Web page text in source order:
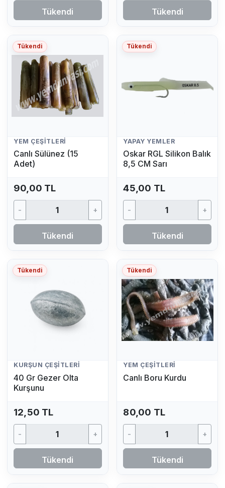
Tükendi Tükendi
Tükendi
YEM ÇEŞITLERI
Canlı Sülünez (15
Adet)
90,00 TL
- +
Tükendi
Tükendi
YAPAY YEMLER
Oskar RGL Silikon Balık
8,5 CM Sarı
45,00 TL
- +
Tükendi
Tükendi
KURŞUN ÇEŞITLERI
40 Gr Gezer Olta
Kurşunu
12,50 TL
- +
Tükendi
Tükendi
YEM ÇEŞITLERI
Canlı Boru Kurdu
80,00 TL
- +
Tükendi